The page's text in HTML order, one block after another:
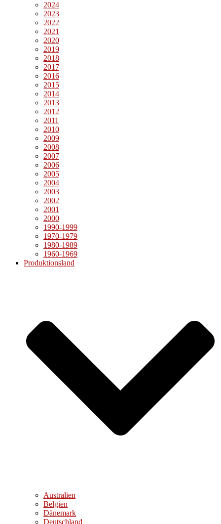
2024
2023
2022
2021
2020
2019
2018
2017
2016
2015
2014
2013
2012
2011
2010
2009
2008
2007
2006
2005
2004
2003
2002
2001
2000
1990-1999
1970-1979
1980-1989
1960-1969
Produktionsland
Australien
Belgien
Dänemark
Deutschland